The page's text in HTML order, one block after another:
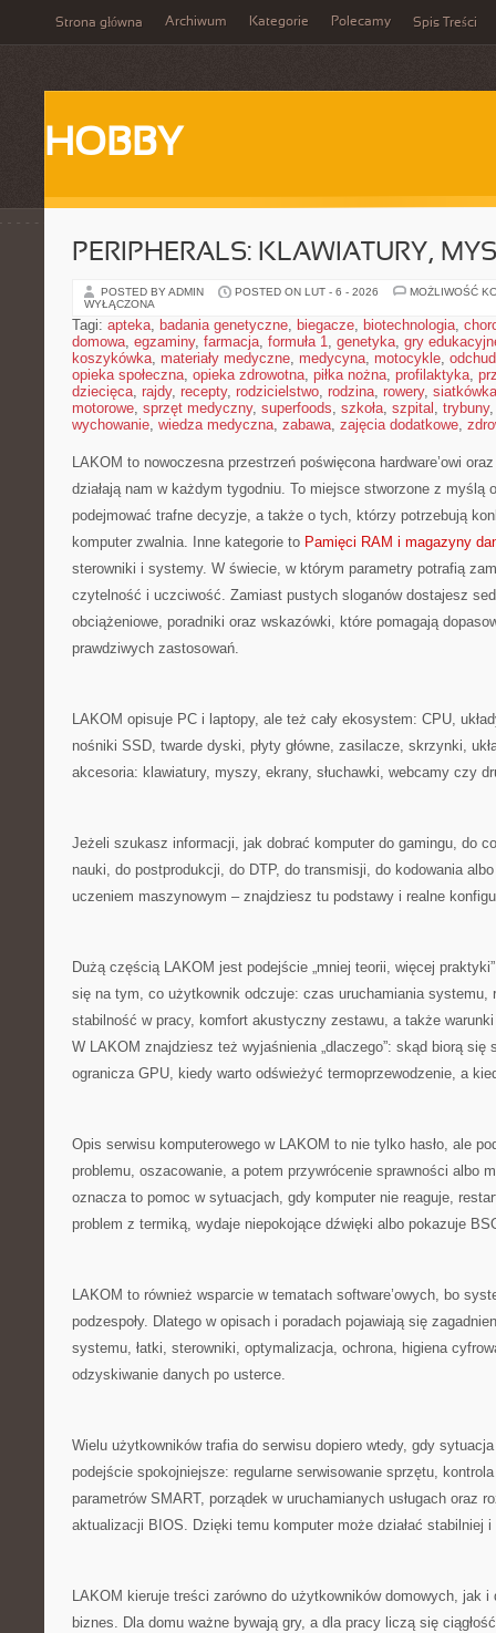
Strona główna Archiwum Kategorie Polecamy Spis Treści
HOBBY
PERIPHERALS: KLAWIATURY,
POSTED BY ADMIN POSTED ON LUT - 6 - 2026
MOŻLIWOŚĆ
WYŁĄCZONA
Tagi: apteka, badania genetyczne, biegacze, biotechnologia,
domowa, egzaminy, farmacja, formuła 1, genetyka, gry
koszykówka, materiały medyczne, medycyna, motocykle,
opieka społeczna, opieka zdrowotna, piłka nożna, profilaktyka,
dziecięca, rajdy, recepty, rodzicielstwo, rodzina, rowery, siatkówka
motorowe, sprzęt medyczny, superfoods, szkoła, szpital , trybuny
wychowanie, wiedza medyczna, zabawa, zajęcia dodatkowe,
LAKOM to nowoczesna przestrzeń poświęcona hardware’owi
działają nam w każdym tygodniu. To miejsce stworzone z myślą
podejmować trafne decyzje, a także o tych, którzy potrzebują
komputer zwalnia. Inne kategorie to Pamięci RAM i magazyny
sterowniki i systemy. W świecie, w którym parametry potrafią
czytelność i uczciwość. Zamiast pustych sloganów dostajesz
obciążeniowe, poradniki oraz wskazówki, które pomagają
prawdziwych zastosowań.
LAKOM opisuje PC i laptopy, ale też cały ekosystem: CPU,
nośniki SSD, twarde dyski, płyty główne, zasilacze, skrzynki,
akcesoria: klawiatury, myszy, ekrany, słuchawki, webcamy czy
Jeżeli szukasz informacji, jak dobrać komputer do gamingu, do
nauki, do postprodukcji, do DTP, do transmisji, do kodowania
uczeniem maszynowym – znajdziesz tu podstawy i realne
Dużą częścią LAKOM jest podejście „mniej teorii, więcej
się na tym, co użytkownik odczuje: czas uruchamiania systemu,
stabilność w pracy, komfort akustyczny zestawu, a także
W LAKOM znajdziesz też wyjaśnienia „dlaczego”: skąd biorą się
ogranicza GPU, kiedy warto odświeżyć termoprzewodzenie, a
Opis serwisu komputerowego w LAKOM to nie tylko hasło, ale
problemu, oszacowanie, a potem przywrócenie sprawności albo
oznacza to pomoc w sytuacjach, gdy komputer nie reaguje,
problem z termiką, wydaje niepokojące dźwięki albo pokazuje
LAKOM to również wsparcie w tematach software’owych, bo
podzespoły. Dlatego w opisach i poradach pojawiają się
systemu, łatki, sterowniki, optymalizacja, ochrona, higiena
odzyskiwanie danych po usterce.
Wielu użytkowników trafia do serwisu dopiero wtedy, gdy
podejście spokojniejsze: regularne serwisowanie sprzętu,
parametrów SMART, porządek w uruchamianych usługach oraz
aktualizacji BIOS. Dzięki temu komputer może działać stabilniej
LAKOM kieruje treści zarówno do użytkowników domowych, jak i
biznes. Dla domu ważne bywają gry, a dla pracy liczą się